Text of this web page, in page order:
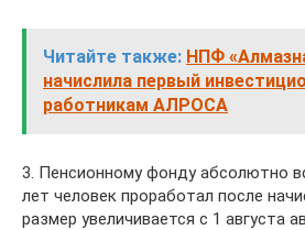
Читайте также: НПФ
начислила первый
работникам АЛРОСА
3. Пенсионному фонду абсолютно
лет человек проработал после
размер увеличивается с 1 августа